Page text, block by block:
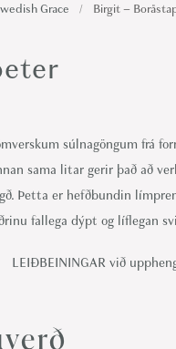
Grace / Birgit –
súlnagöngum frá
sama litar gerir það að
Þetta er hefðbundin
fallega dýpt og líflegan
LEIÐBEININGAR við